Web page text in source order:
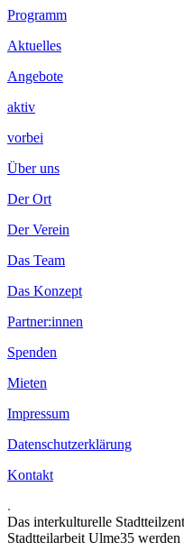
Programm
Aktuelles
Angebote
aktiv
vorbei
Über uns
Der Ort
Der Verein
Das Team
Das Konzept
Partner:innen
Spenden
Mieten
Impressum
Datenschutzerklärung
Kontakt
.
Das interkulturelle
Stadtteilarbeit Ulme35